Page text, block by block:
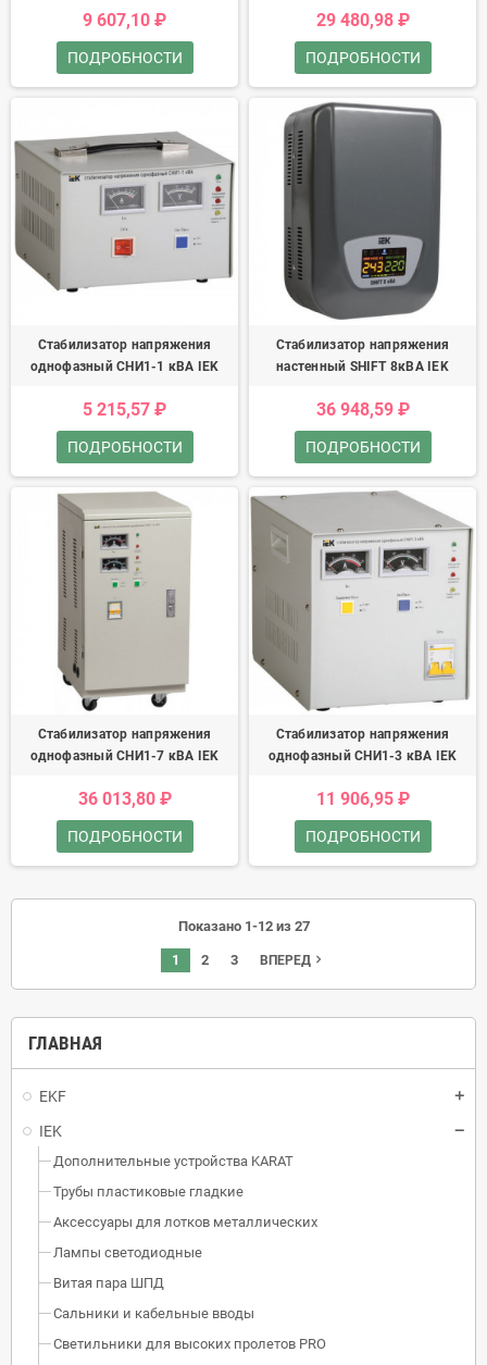
ГЛАВНАЯ
EKF
IEK
Дополнительные устройства KARAT
Трубы пластиковые гладкие
Аксессуары для лотков металлических
Лампы светодиодные
Витая пара ШПД
Сальники и кабельные вводы
Светильники для высоких пролетов PRO
9 607,10 ₽
ПОДРОБНОСТИ
29 480,98 ₽
ПОДРОБНОСТИ
Стабилизатор напряжения
однофазный СНИ1-1 кВА IEK
5 215,57 ₽
ПОДРОБНОСТИ
Стабилизатор напряжения
настенный SHIFT 8кВА IEK
36 948,59 ₽
ПОДРОБНОСТИ
Стабилизатор напряжения
однофазный СНИ1-7 кВА IEK
36 013,80 ₽
ПОДРОБНОСТИ
Стабилизатор напряжения
однофазный СНИ1-3 кВА IEK
11 906,95 ₽
ПОДРОБНОСТИ
Показано 1-12 из 27
1 2 3 ВПЕРЕД navigate_next